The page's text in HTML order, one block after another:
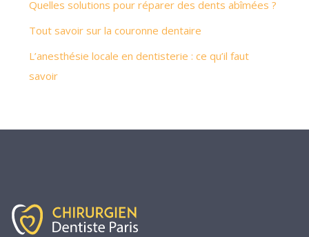
Quelles solutions pour réparer des dents abîmées ?
Tout savoir sur la couronne dentaire
L’anesthésie locale en dentisterie : ce qu’il faut
savoir